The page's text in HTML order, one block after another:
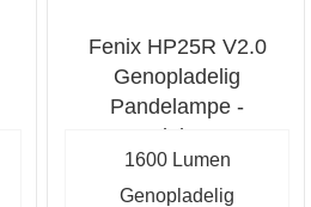
Fenix HP25R V2.0
Genopladelig
Pandelampe -
Pandelampe
1600 Lumen
Genopladelig